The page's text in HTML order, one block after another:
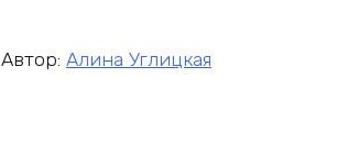
Автор: Алина Углицкая